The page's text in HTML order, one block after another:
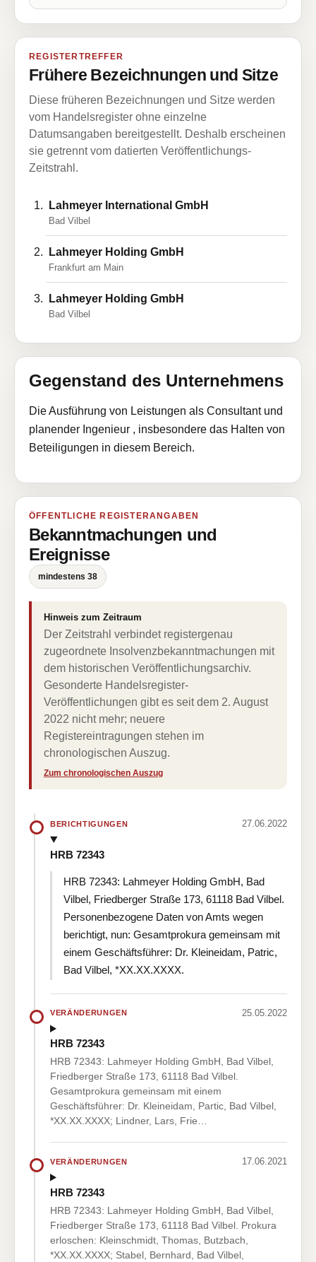
REGISTERTREFFER
Frühere Bezeichnungen und Sitze
Diese früheren Bezeichnungen und Sitze werden
vom Handelsregister ohne einzelne
Datumsangaben bereitgestellt. Deshalb erscheinen
sie getrennt vom datierten Veröffentlichungs-
Zeitstrahl.
Lahmeyer International GmbH
Bad Vilbel
Lahmeyer Holding GmbH
Frankfurt am Main
Lahmeyer Holding GmbH
Bad Vilbel
Gegenstand des Unternehmens
Die Ausführung von Leistungen als Consultant und
planender Ingenieur , insbesondere das Halten von
Beteiligungen in diesem Bereich.
ÖFFENTLICHE REGISTERANGABEN
Bekanntmachungen und
Ereignisse
mindestens 38
Hinweis zum Zeitraum
Der Zeitstrahl verbindet registergenau
zugeordnete Insolvenzbekanntmachungen mit
dem historischen Veröffentlichungsarchiv.
Gesonderte Handelsregister-
Veröffentlichungen gibt es seit dem 2. August
2022 nicht mehr; neuere
Registereintragungen stehen im
chronologischen Auszug.
Zum chronologischen Auszug
BERICHTIGUNGEN 27.06.2022
HRB 72343
HRB 72343: Lahmeyer Holding GmbH, Bad
Vilbel, Friedberger Straße 173, 61118 Bad Vilbel.
Personenbezogene Daten von Amts wegen
berichtigt, nun: Gesamtprokura gemeinsam mit
einem Geschäftsführer: Dr. Kleineidam, Patric,
Bad Vilbel, *XX.XX.XXXX.
VERÄNDERUNGEN 25.05.2022
HRB 72343
HRB 72343: Lahmeyer Holding GmbH, Bad Vilbel,
Friedberger Straße 173, 61118 Bad Vilbel.
Gesamtprokura gemeinsam mit einem
Geschäftsführer: Dr. Kleineidam, Partic, Bad Vilbel,
*XX.XX.XXXX; Lindner, Lars, Frie…
VERÄNDERUNGEN 17.06.2021
HRB 72343
HRB 72343: Lahmeyer Holding GmbH, Bad Vilbel,
Friedberger Straße 173, 61118 Bad Vilbel. Prokura
erloschen: Kleinschmidt, Thomas, Butzbach,
*XX.XX.XXXX; Stabel, Bernhard, Bad Vilbel,